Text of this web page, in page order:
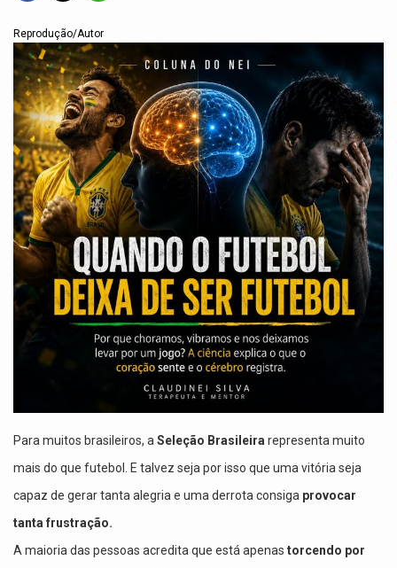
Reprodução/Autor
Para muitos brasileiros, a Seleção Brasileira representa muito
mais do que futebol. E talvez seja por isso que uma vitória seja
capaz de gerar tanta alegria e uma derrota consiga provocar
tanta frustração.
A maioria das pessoas acredita que está apenas torcendo por